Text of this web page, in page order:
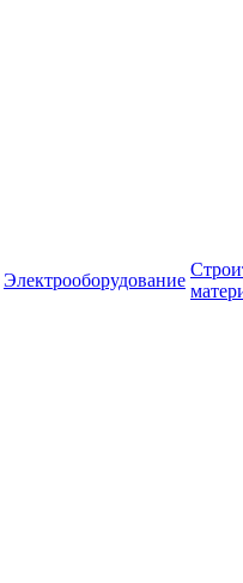
Электрооборудование